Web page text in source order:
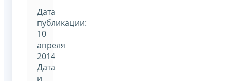
Дата
публикации:
10
апреля
2014
Дата
и